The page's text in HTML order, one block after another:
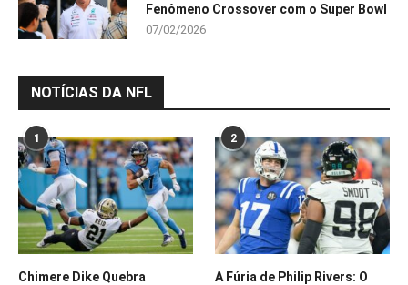
Fenômeno Crossover com o Super Bowl
07/02/2026
NOTÍCIAS DA NFL
1
Chimere Dike Quebra
2
A Fúria de Philip Rivers: O